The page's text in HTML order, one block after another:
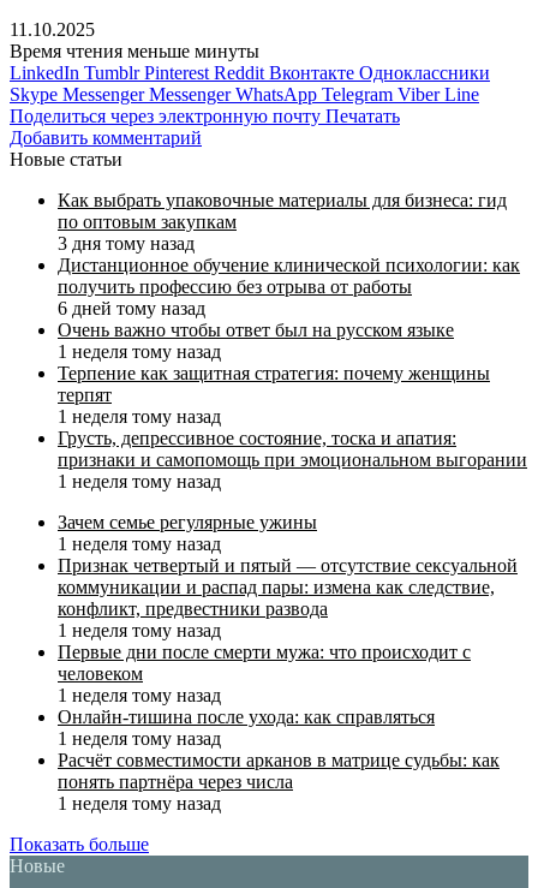
11.10.2025
Время чтения меньше минуты
LinkedIn Tumblr Pinterest Reddit Вконтакте Одноклассники
Skype Messenger Messenger WhatsApp Telegram Viber Line
Поделиться через электронную почту Печатать
Добавить комментарий
Новые статьи
Как выбрать упаковочные материалы для бизнеса: гид
по оптовым закупкам
3 дня тому назад
Дистанционное обучение клинической психологии: как
получить профессию без отрыва от работы
6 дней тому назад
Очень важно чтобы ответ был на русском языке
1 неделя тому назад
Терпение как защитная стратегия: почему женщины
терпят
1 неделя тому назад
Грусть, депрессивное состояние, тоска и апатия:
признаки и самопомощь при эмоциональном выгорании
1 неделя тому назад
Зачем семье регулярные ужины
1 неделя тому назад
Признак четвертый и пятый — отсутствие сексуальной
коммуникации и распад пары: измена как следствие,
конфликт, предвестники развода
1 неделя тому назад
Первые дни после смерти мужа: что происходит с
человеком
1 неделя тому назад
Онлайн-тишина после ухода: как справляться
1 неделя тому назад
Расчёт совместимости арканов в матрице судьбы: как
понять партнёра через числа
1 неделя тому назад
Показать больше
Новые